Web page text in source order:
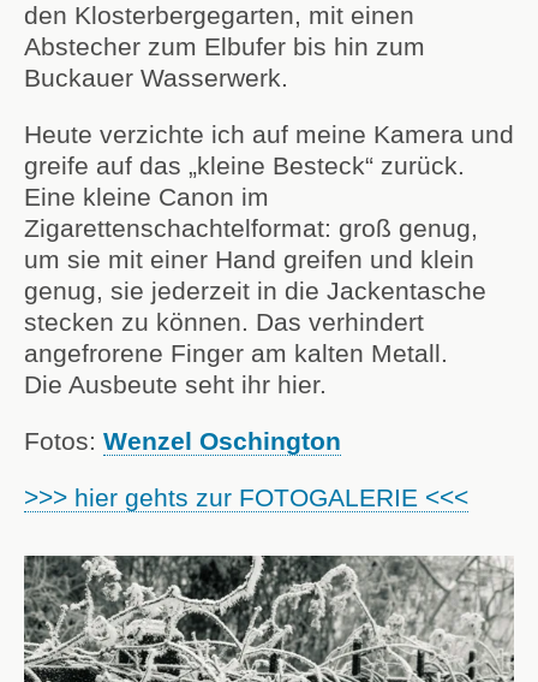
den Klosterbergegarten, mit einen
Abstecher zum Elbufer bis hin zum
Buckauer Wasserwerk.
Heute verzichte ich auf meine Kamera und
greife auf das „kleine Besteck“ zurück.
Eine kleine Canon im
Zigarettenschachtelformat: groß genug,
um sie mit einer Hand greifen und klein
genug, sie jederzeit in die Jackentasche
stecken zu können. Das verhindert
angefrorene Finger am kalten Metall.
Die Ausbeute seht ihr hier.
Fotos: Wenzel Oschington
>>> hier gehts zur FOTOGALERIE <<<